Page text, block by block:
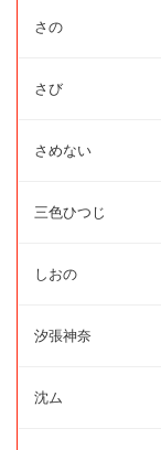
さの
さび
さめない
三色ひつじ
しおの
汐張神奈
沈ム